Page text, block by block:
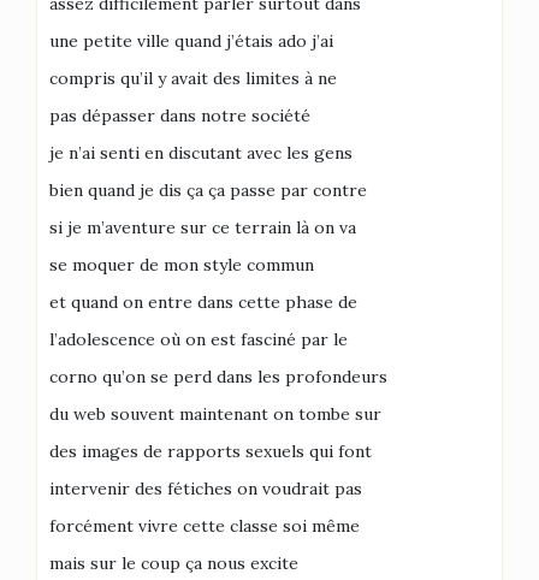
une petite ville quand j’étais ado j’ai
compris qu’il y avait des limites à ne
pas dépasser dans notre société
je n’ai senti en discutant avec les gens
bien quand je dis ça ça passe par contre
si je m’aventure sur ce terrain là on va
se moquer de mon style commun
et quand on entre dans cette phase de
l’adolescence où on est fasciné par le
corno qu’on se perd dans les profondeurs
du web souvent maintenant on tombe sur
des images de rapports sexuels qui font
intervenir des fétiches on voudrait pas
forcément vivre cette classe soi même
mais sur le coup ça nous excite